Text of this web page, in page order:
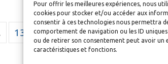
Pour offrir les meilleures expériences, nous
cookies pour stocker et/ou accéder aux
consentir à ces technologies nous permettra
comportement de navigation ou les ID
ou de retirer son consentement peut avoir un
caractéristiques et fonctions.
13 Suivant »